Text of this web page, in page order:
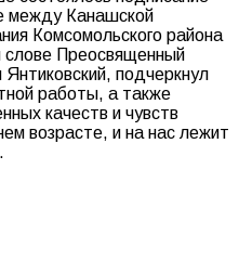
между Канашской
Комсомольского района
слове Преосвященный
подчеркнул
работы, а также
качеств и чувств
возрасте, и на нас лежит